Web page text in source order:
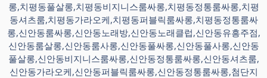
롱,치평동풀살롱,치평동비지니스룸싸롱,치평동정통룸싸롱,치평
동셔츠룸,치평동가라오케,치평동퍼블릭룸싸롱,치평동정통룸싸
롱,신안동룸싸롱,신안동노래방,신안동노래클럽,신안동유흥주점,
신안동룸살롱,신안동룸사롱,신안동풀싸롱,신안동풀사롱,신안동
풀살롱,신안동비지니스룸싸롱,신안동정통룸싸롱,신안동셔츠룸,
신안동가라오케,신안동퍼블릭룸싸롱,신안동정통룸싸롱,첨단지